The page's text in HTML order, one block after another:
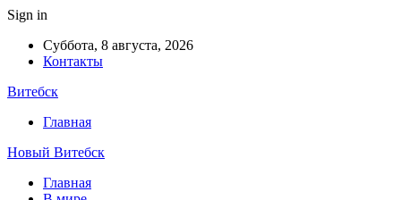
Sign in
Суббота, 8 августа, 2026
Контакты
Витебск
Главная
Новый Витебск
Главная